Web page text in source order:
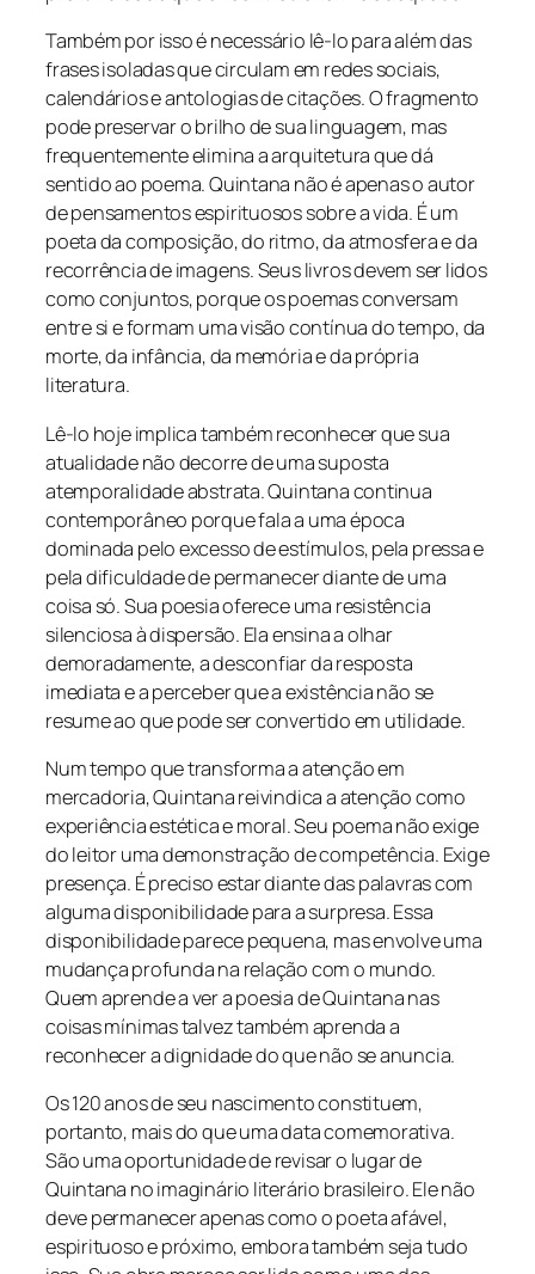
Também por isso é necessário lê-lo para além das
frases isoladas que circulam em redes sociais,
calendários e antologias de citações. O fragmento
pode preservar o brilho de sua linguagem, mas
frequentemente elimina a arquitetura que dá
sentido ao poema. Quintana não é apenas o autor
de pensamentos espirituosos sobre a vida. É um
poeta da composição, do ritmo, da atmosfera e da
recorrência de imagens. Seus livros devem ser lidos
como conjuntos, porque os poemas conversam
entre si e formam uma visão contínua do tempo, da
morte, da infância, da memória e da própria
literatura.
Lê-lo hoje implica também reconhecer que sua
atualidade não decorre de uma suposta
atemporalidade abstrata. Quintana continua
contemporâneo porque fala a uma época
dominada pelo excesso de estímulos, pela pressa e
pela dificuldade de permanecer diante de uma
coisa só. Sua poesia oferece uma resistência
silenciosa à dispersão. Ela ensina a olhar
demoradamente, a desconfiar da resposta
imediata e a perceber que a existência não se
resume ao que pode ser convertido em utilidade.
Num tempo que transforma a atenção em
mercadoria, Quintana reivindica a atenção como
experiência estética e moral. Seu poema não exige
do leitor uma demonstração de competência. Exige
presença. É preciso estar diante das palavras com
alguma disponibilidade para a surpresa. Essa
disponibilidade parece pequena, mas envolve uma
mudança profunda na relação com o mundo.
Quem aprende a ver a poesia de Quintana nas
coisas mínimas talvez também aprenda a
reconhecer a dignidade do que não se anuncia.
Os 120 anos de seu nascimento constituem,
portanto, mais do que uma data comemorativa.
São uma oportunidade de revisar o lugar de
Quintana no imaginário literário brasileiro. Ele não
deve permanecer apenas como o poeta afável,
espirituoso e próximo, embora também seja tudo